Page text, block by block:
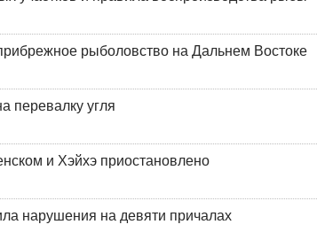
рыболовство на Дальнем Востоке
перевалку угля
и Хэйхэ приостановлено
нарушения на девяти причалах